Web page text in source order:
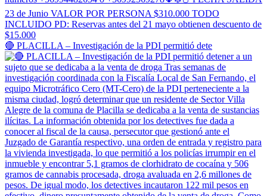
🔴 PLACILLA – Investigación de la PDI permitió dete